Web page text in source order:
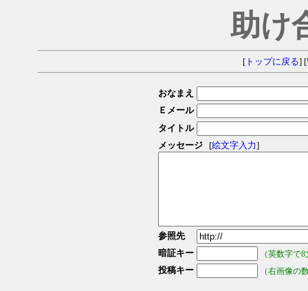
助け
[トップに戻る] [
おなまえ
Ｅメール
タイトル
メッセージ
[絵文字入力]
参照先
暗証キー
（英数字で
投稿キー （右画像の